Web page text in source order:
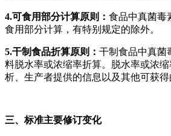
4.可食用部分计算原则： 食品中真菌毒
食用部分计算，有特别规定的除外。
5.干制食品折算原则： 干制食品中真菌
料脱水率或浓缩率折算。脱水率或浓
析、生产者提供的信息以及其他可获得
三、标准主要修订变化